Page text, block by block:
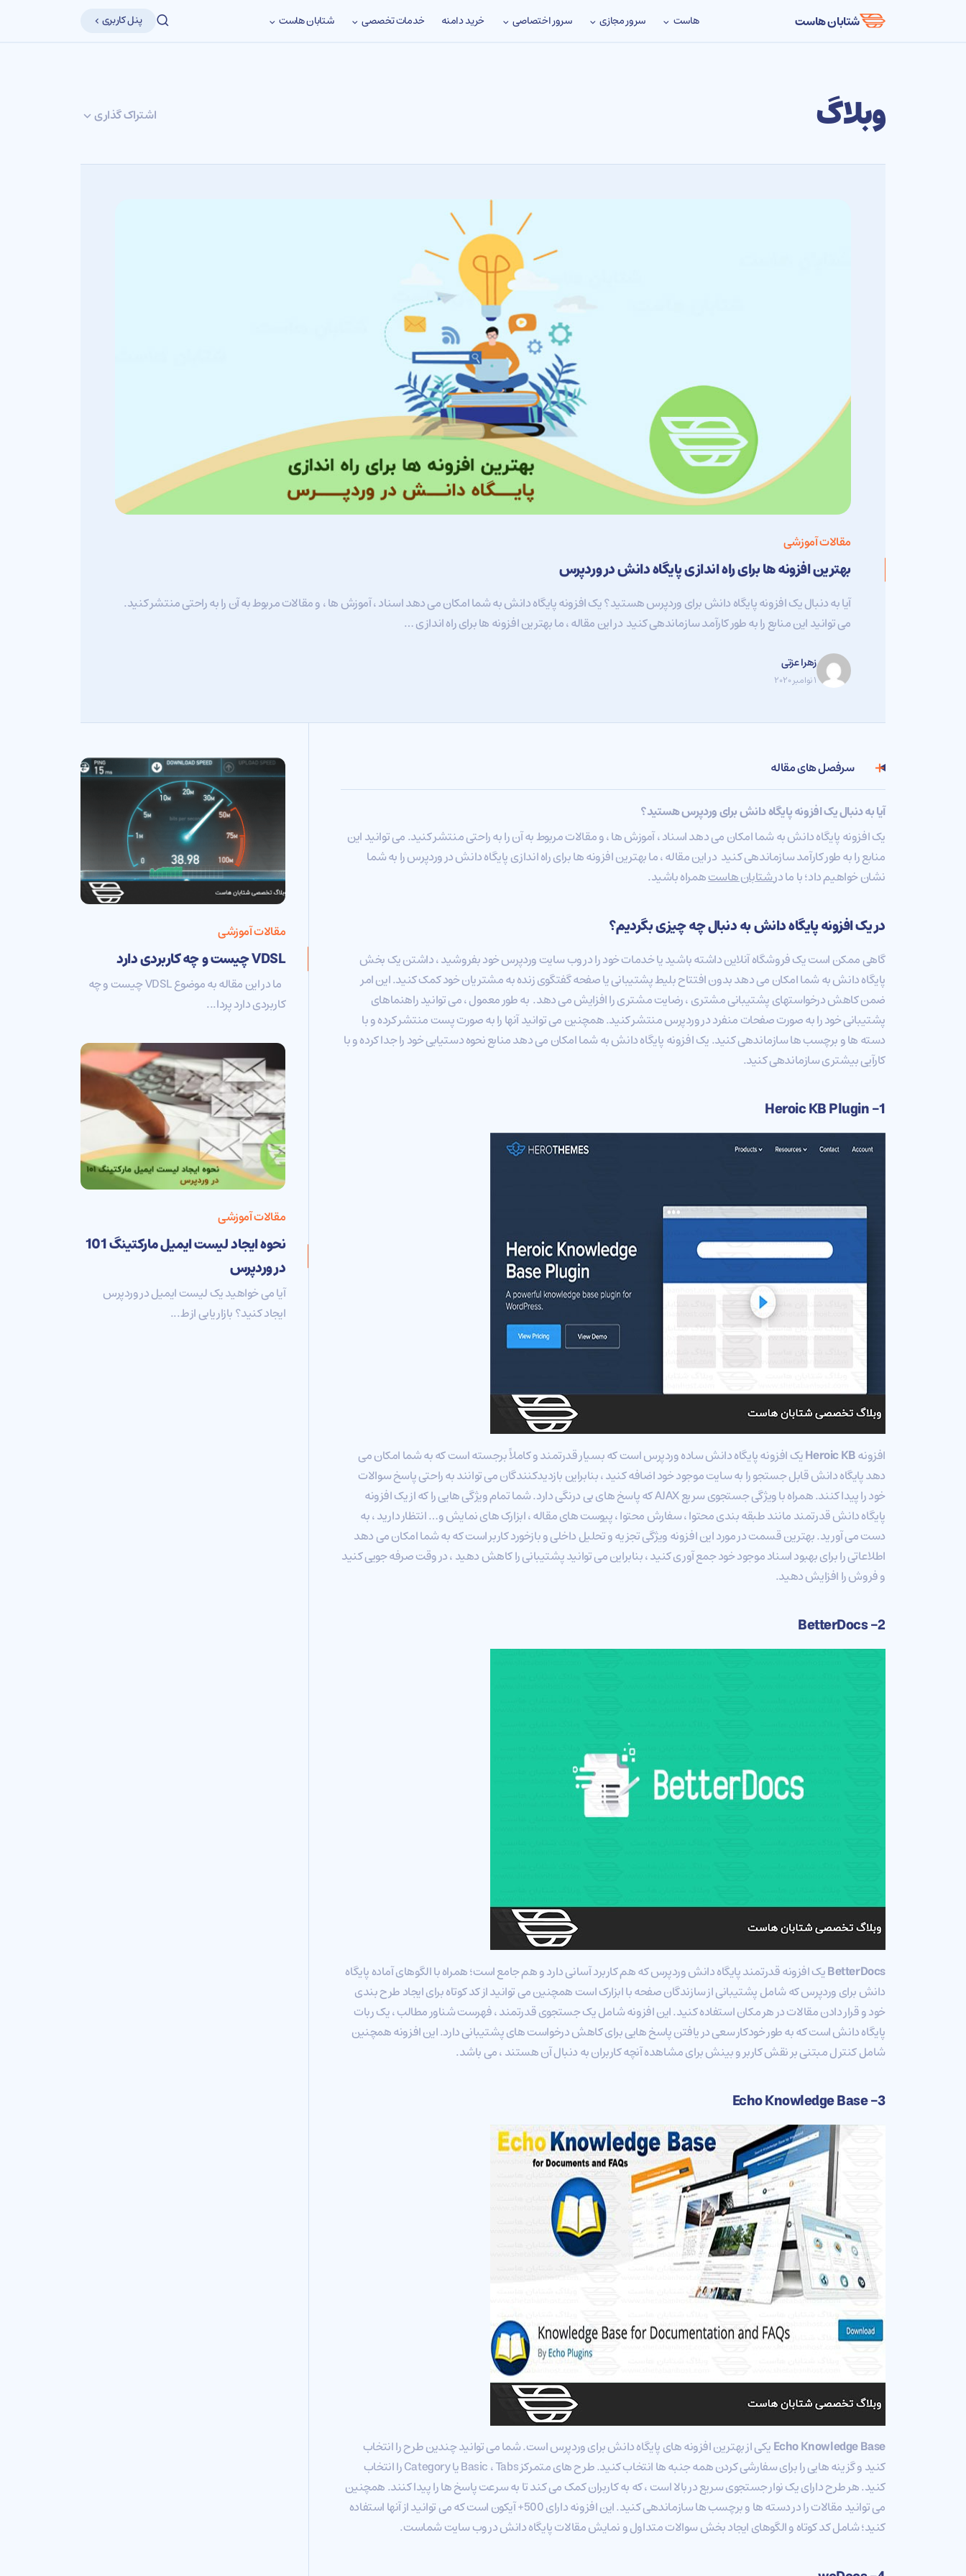
شتابان هاست هاست سرور مجازی سرور اختصاصی خرید دامنه خدمات تخصصی شتابان هاست پنل کاربری
وبلاگ اشتراک گذاری
مقالات آموزشی
بهترین افزونه ها برای راه اندازی پایگاه دانش در وردپرس
آیا به دنبال یک افزونه پایگاه دانش برای وردپرس هستید؟ یک افزونه پایگاه دانش به شما امکان می دهد اسناد ، آموزش ها ، و مقالات مربوط به آن را به راحتی منتشر کنید.
می توانید این منابع را به طور کارآمد سازماندهی کنید در این مقاله ، ما بهترین افزونه ها برای راه اندازی …
زهرا عزتی
۱ نوامبر ۲۰۲۰
سرفصل های مقاله
آیا به دنبال یک افزونه پایگاه دانش برای وردپرس هستید؟
یک افزونه پایگاه دانش به شما امکان می دهد اسناد ، آموزش ها ، و مقالات مربوط به آن را به راحتی منتشر کنید. می توانید این
منابع را به طور کارآمد سازماندهی کنید در این مقاله ، ما بهترین افزونه ها برای راه اندازی پایگاه دانش در وردپرس را به شما
نشان خواهیم داد؛ با ما درشتابان هاستهمراه باشید.
در یک افزونه پایگاه دانش به دنبال چه چیزی بگردیم؟
گاهی ممکن است یک فروشگاه آنلاین داشته باشید یا خدمات خود را در وب سایت وردپرس خود بفروشید ، داشتن یک بخش
پایگاه دانش به شما امکان می دهد بدون افتتاح بلیط پشتیبانی یا صفحه گفتگوی زنده به مشتریان خود کمک کنید. این امر
ضمن کاهش درخواستهای پشتیبانی مشتری ، رضایت مشتری را افزایش می دهد. به طور معمول ، می توانید راهنماهای
پشتیبانی خود را به صورت صفحات منفرد در وردپرس منتشر کنید. همچنین می توانید آنها را به صورت پست منتشر کرده و با
دسته ها و برچسب ها سازماندهی کنید. یک افزونه پایگاه دانش به شما امکان می دهد منابع نحوه دستیابی خود را جدا کرده و با
کارآیی بیشتری سازماندهی کنید.
1- Heroic KB Plugin
افزونه
یک افزونه پایگاه دانش ساده وردپرس است که بسیار قدرتمند و کاملاً برجسته است که به شما امکان می
دهد پایگاه دانش قابل جستجو را به سایت موجود خود اضافه کنید ، بنابراین بازدیدکنندگان می توانند به راحتی پاسخ سوالات
خود را پیدا کنند. همراه با ویژگی جستجوی سریع AJAX که پاسخ های بی درنگی دارد. شما تمام ویژگی هایی را که از یک افزونه
پایگاه دانش قدرتمند مانند طبقه بندی محتوا ، سفارش محتوا ، پیوست های مقاله ، ابزارک های نمایش و… انتظار دارید ، به
دست می آورید. بهترین قسمت در مورد این افزونه ویژگی تجزیه و تحلیل داخلی و بازخورد کاربر است که به شما امکان می دهد
اطلاعاتی را برای بهبود اسناد موجود خود جمع آوری کنید ، بنابراین می توانید پشتیبانی را کاهش دهید ، در وقت صرفه جویی کنید
و فروش را افزایش دهید.
2- BetterDocs
BetterDocsیک افزونه قدرتمند پایگاه دانش وردپرس که هم کاربرد آسانی دارد و هم جامع است؛ همراه با الگوهای آماده پایگاه
دانش برای وردپرس که شامل پشتیبانی از سازندگان صفحه با ابزارک است همچنین می توانید از کد کوتاه برای ایجاد طرح بندی
خود و قرار دادن مقالات در هر مکان استفاده کنید. این افزونه شامل یک جستجوی قدرتمند ، فهرست شناور مطالب ، یک ربات
پایگاه دانش است که به طور خودکار سعی در یافتن پاسخ هایی برای کاهش درخواست های پشتیبانی دارد. این افزونه همچنین
شامل کنترل مبتنی بر نقش کاربر و بینش برای مشاهده آنچه کاربران به دنبال آن هستند ، می باشد.
3- Echo Knowledge Base
Echo Knowledge Baseیکی از بهترین افزونه های پایگاه دانش برای وردپرس است. شما می توانید چندین طرح را انتخاب
کنید و گزینه هایی را برای سفارشی کردن همه جنبه ها انتخاب کنید. طرح های متمرکز Basic ، Tabs یا Category را انتخاب
کنید. هر طرح دارای یک نوار جستجوی سریع در بالا است ، که به کاربران کمک می کند تا به سرعت پاسخ ها را پیدا کنند. همچنین
می توانید مقالات را در دسته ها و برچسب ها سازماندهی کنید. این افزونه دارای 500+ آیکون است که می توانید از آنها استفاده
کنید؛ شامل کد کوتاه و الگوهای ایجاد بخش سوالات متداول و نمایش مقالات پایگاه دانش در وب سایت شماست.
مقالات آموزشی
VDSL چیست و چه کاربردی دارد
ما در این مقاله به موضوع VDSL چیست و چه
کاربردی دارد پردا...
مقالات آموزشی
نحوه ایجاد لیست ایمیل مارکتینگ 101
در وردپرس
آیا می خواهید یک لیست ایمیل در وردپرس
ایجاد کنید؟ بازاریابی از ط...